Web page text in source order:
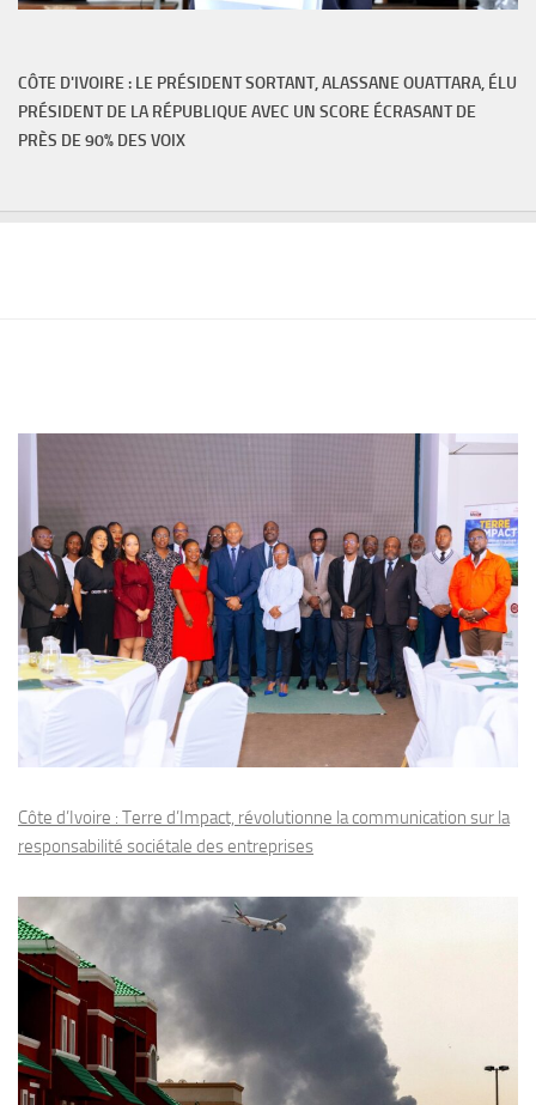
CÔTE D'IVOIRE : LE PRÉSIDENT SORTANT, ALASSANE OUATTARA, ÉLU
PRÉSIDENT DE LA RÉPUBLIQUE AVEC UN SCORE ÉCRASANT DE
PRÈS DE 90% DES VOIX
Côte d’Ivoire : Terre d’Impact, révolutionne la communication sur la
responsabilité sociétale des entreprises